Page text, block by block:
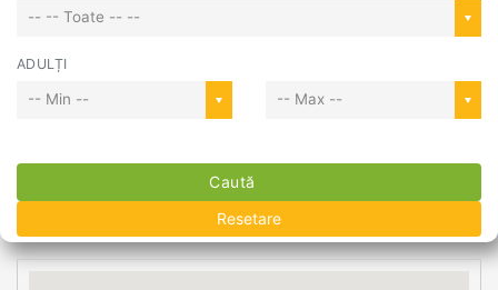
-- -- Toate -- --
ADULȚI
-- Min -- -- Max --
Caută
Resetare